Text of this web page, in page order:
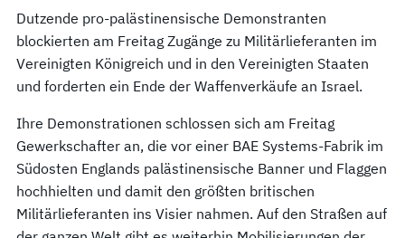
Dutzende pro-palästinensische Demonstranten
blockierten am Freitag Zugänge zu Militärlieferanten im
Vereinigten Königreich und in den Vereinigten Staaten
und forderten ein Ende der Waffenverkäufe an Israel.
Ihre Demonstrationen schlossen sich am Freitag
Gewerkschafter an, die vor einer BAE Systems-Fabrik im
Südosten Englands palästinensische Banner und Flaggen
hochhielten und damit den größten britischen
Militärlieferanten ins Visier nahmen. Auf den Straßen auf